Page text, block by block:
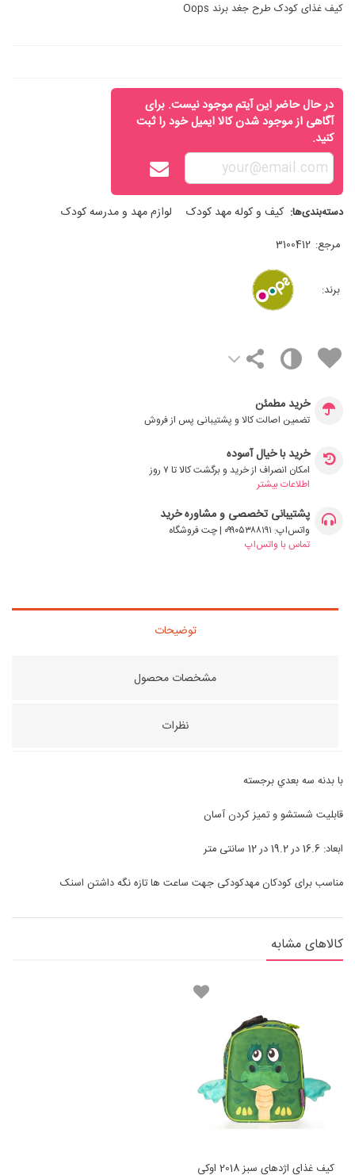
كيف غذای کودک طرح جغد برند Oops
در حال حاضر این آیتم موجود نیست. برای
آگاهی از موجود شدن کالا ایمیل خود را ثبت
کنید.
دسته‌بندی‌ها: کیف و کوله مهد کودک لوازم مهد و مدرسه کودک
مرجع: 3100412
برند:
خرید مطمئن
تضمین اصالت کالا و پشتیبانی پس از فروش
خرید با خیال آسوده
امکان انصراف از خرید و برگشت کالا تا ۷ روز
اطلاعات بیشتر
پشتیبانی تخصصی و مشاوره خرید
واتس‌اپ: ۰۹۹۰۵۳۸۸۱۹۱ | چت فروشگاه
تماس با واتس‌اپ
توضیحات
مشخصات محصول
نظرات
با بدنه سه بعدي برجسته
قابليت شستشو و تميز كردن آسان
ابعاد: 16.6 در 19.2 در 12 سانتی متر
مناسب برای کودکان مهدکودکی جهت ساعت ها تازه نگه داشتن اسنک
کالاهای مشابه
کیف غذای اژدهای سبز 2018 اوکی